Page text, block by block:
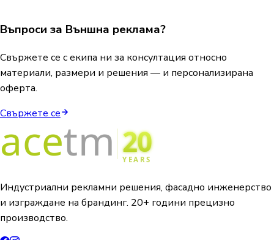
Въпроси за Външна реклама?
Свържете се с екипа ни за консултация относно
материали, размери и решения — и персонализирана
оферта.
Свържете се
Индустриални рекламни решения, фасадно инженерство
и изграждане на брандинг. 20+ години прецизно
производство.